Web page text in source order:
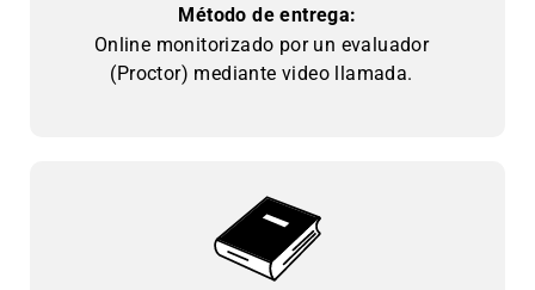
Método de entrega:
Online monitorizado por un evaluador
(Proctor) mediante video llamada.